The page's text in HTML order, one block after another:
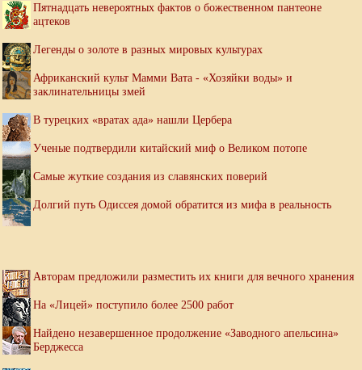
Пятнадцать невероятных фактов о божественном пантеоне
ацтеков
Легенды о золоте в разных мировых культурах
Африканский культ Мамми Вата - «Хозяйки воды» и
заклинательницы змей
В турецких «вратах ада» нашли Цербера
Ученые подтвердили китайский миф о Великом потопе
Самые жуткие создания из славянских поверий
Долгий путь Одиссея домой обратится из мифа в реальность
Авторам предложили разместить их книги для вечного хранения
На «Лицей» поступило более 2500 работ
Найдено незавершенное продолжение «Заводного апельсина»
Берджесса